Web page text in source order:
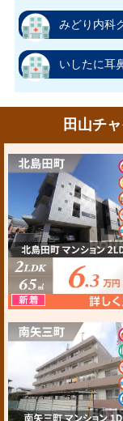
みどり内科
いしたに耳
田山チ